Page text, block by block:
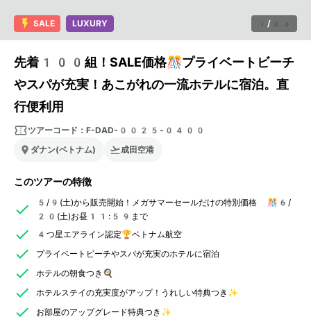
1 / 33
SALE LUXURY
先着100組！SALE価格🎊プライベートビーチ
やスパが充実！あこがれの一流ホテルに宿泊。直
行便利用
ツアーコード： F-DAD-0025-0400
ダナン(ベトナム)
成田空港
このツアーの特徴
5/9(土)から販売開始！メガサマーセールだけの特別価格 🎊6/
20(土)お昼11:59まで
4つ星エアライン認定🏆ベトナム航空
プライベートビーチやスパが充実のホテルに宿泊
ホテルの朝食つき🍳
ホテルステイの充実度がアップ！うれしい特典つき✨
お部屋のアップグレード特典つき✨